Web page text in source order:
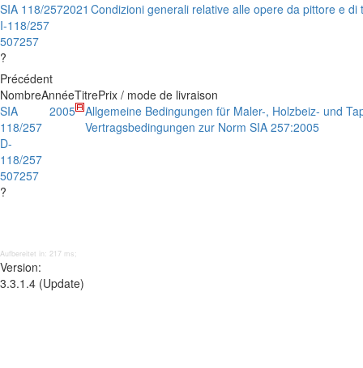
SIA 118/257
I-118/257
507257
?
2021 Condizioni generali relative alle opere da pittore e di
Précédent
NombreAnnéeTitrePrix / mode de livraison
SIA
118/257
D-
118/257
507257
?
2005 Allgemeine Bedingungen für Maler-, Holzbeiz- und
Vertragsbedingungen zur Norm SIA 257:2005
Aufbereitet in: 217 ms;
Version:
3.3.1.4 (Update)